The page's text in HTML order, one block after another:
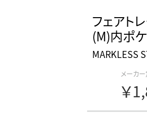
フェアト
(M)内ポ
MARKLESS
メーカ
￥